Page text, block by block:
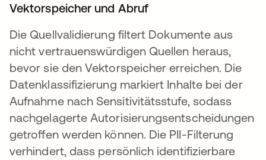
Vektorspeicher und Abruf
Die Quellvalidierung filtert Dokumente aus
nicht vertrauenswürdigen Quellen heraus,
bevor sie den Vektorspeicher erreichen. Die
Datenklassifizierung markiert Inhalte bei der
Aufnahme nach Sensitivitätsstufe, sodass
nachgelagerte Autorisierungsentscheidungen
getroffen werden können. Die PII-Filterung
verhindert, dass persönlich identifizierbare